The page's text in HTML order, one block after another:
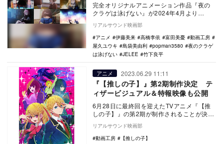
完全オリジナルアニメーション作品『夜の
クラゲは泳げない』が2024年4月より
TOKYO MX、カンテレ、BS11にて放送され
るこ…
リアルサウンド映画部
アニメ
伊藤美来 高橋李依 富田美憂
動画工房
屋久ユウキ
島袋美由利 popman3580
夜のクラゲ
は泳げない
JELEE 竹下良平
アニメ 2023.06.29 11:11
『【推しの子】』第2期制作決定 テ
ィザービジュアル＆特報映像も公開
6月28日に最終回を迎えたTVアニメ『【推
しの子】』の第2期が制作されることが決定
し、あわせてティザービジュアルと特報映
像が公開…
リアルサウンド映画部
動画工房
【推しの子】